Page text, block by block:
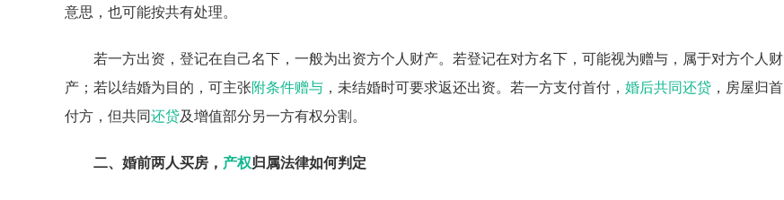
意思，也可能按共有处理。
若一方出资，登记在自己名下，一般为出资方个人财产。若登记在对方名下，可能视为赠与，属于对方个人财
产；若以结婚为目的，可主张附条件赠与 ，未结婚时可要求返还出资。若一方支付首付， 婚后共同还贷 ，房屋归首
付方，但共同还贷及增值部分另一方有权分割。
二、婚前两人买房， 产权归属法律如何判定